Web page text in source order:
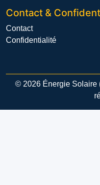
Contact &
Contact
Confidentialité
© 2026 Énergie Solaire